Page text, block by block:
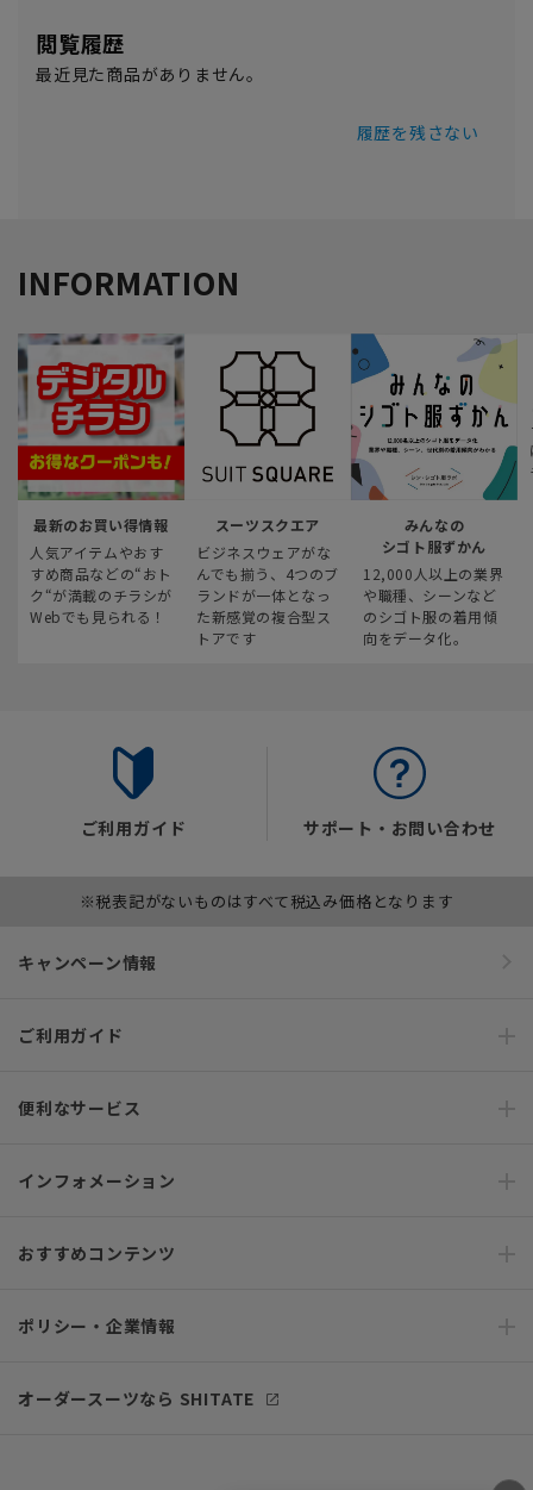
閲覧履歴
最近見た商品がありません。
履歴を残さない
INFORMATION
最新のお買い得情報
人気アイテムやおす
すめ商品などの“おト
ク“が満載のチラシが
Webでも見られる！
スーツスクエア
ビジネスウェアがな
んでも揃う、4つのブ
ランドが一体となっ
た新感覚の複合型ス
トアです
みんなの
シゴト服ずかん
12,000人以上の業界
や職種、シーンなど
のシゴト服の着用傾
向をデータ化。
ご利用ガイド サポート・お問い合わせ
※税表記がないものはすべて税込み価格となります
キャンペーン情報
ご利用ガイド
便利なサービス
インフォメーション
おすすめコンテンツ
ポリシー・企業情報
オーダースーツなら SHITATE